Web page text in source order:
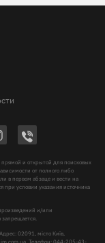
прямой и открытой для поисковых
от полного либо
в первом абзаце и вести на
условии указания источника
и/или
02091, місто Київ,
, Телефон: 044-205-43-